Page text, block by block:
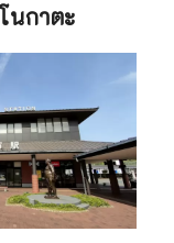
นกาตะ